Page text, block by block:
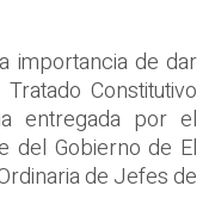
importancia de dar
Constitutivo
entregada por el
del Gobierno de El
de Jefes de